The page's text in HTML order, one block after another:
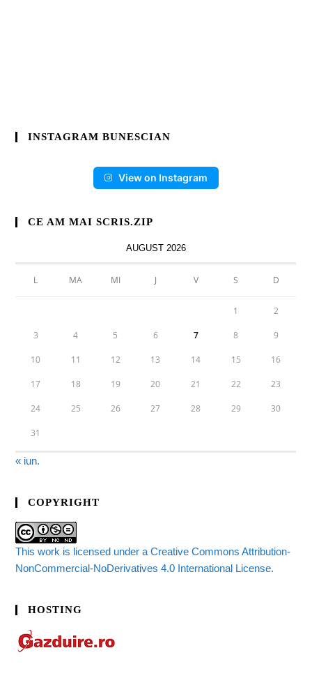
INSTAGRAM BUNESCIAN
View on Instagram
CE AM MAI SCRIS.ZIP
AUGUST 2026
L MA MI J V S D
1 2
3 4 5 6 7 8 9
10 11 12 13 14 15 16
17 18 19 20 21 22 23
24 25 26 27 28 29 30
31
« iun.
COPYRIGHT
This work is licensed under a Creative Commons Attribution-
NonCommercial-NoDerivatives 4.0 International License.
HOSTING